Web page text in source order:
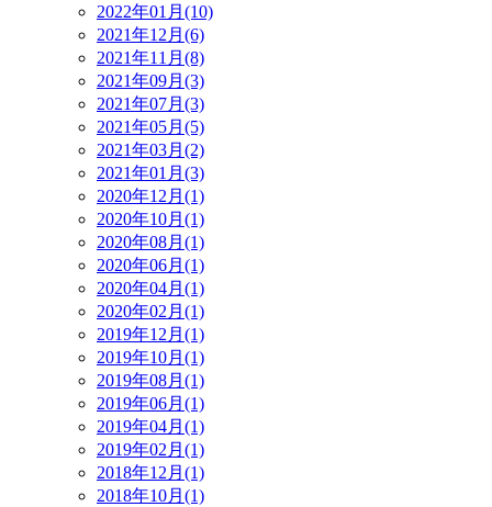
2022年01月(10)
2021年12月(6)
2021年11月(8)
2021年09月(3)
2021年07月(3)
2021年05月(5)
2021年03月(2)
2021年01月(3)
2020年12月(1)
2020年10月(1)
2020年08月(1)
2020年06月(1)
2020年04月(1)
2020年02月(1)
2019年12月(1)
2019年10月(1)
2019年08月(1)
2019年06月(1)
2019年04月(1)
2019年02月(1)
2018年12月(1)
2018年10月(1)